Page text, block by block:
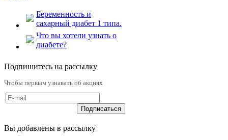
Беременность и
сахарный диабет 1 типа.
Что вы хотели узнать о
диабете?
Подпишитесь на рассылку
Чтобы первым узнавать об акциях
Вы добавлены в рассылку